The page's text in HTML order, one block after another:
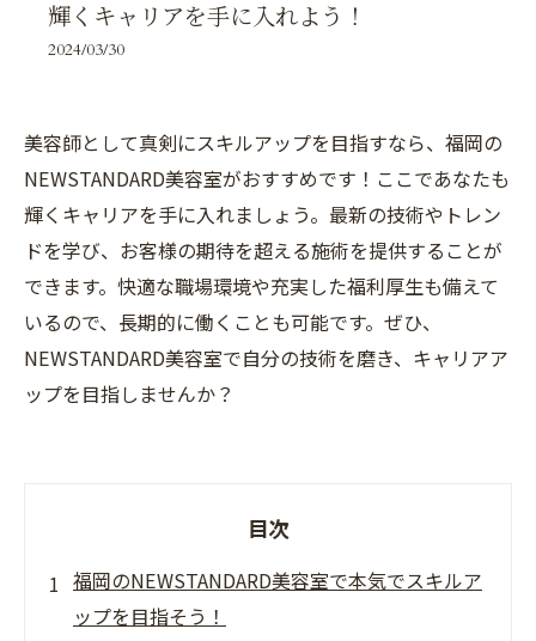
輝くキャリアを手に入れよう！
2024/03/30
美容師として真剣にスキルアップを目指すなら、福岡の
NEWSTANDARD美容室がおすすめです！ここであなたも
輝くキャリアを手に入れましょう。最新の技術やトレン
ドを学び、お客様の期待を超える施術を提供することが
できます。快適な職場環境や充実した福利厚生も備えて
いるので、長期的に働くことも可能です。ぜひ、
NEWSTANDARD美容室で自分の技術を磨き、キャリアア
ップを目指しませんか？
目次
福岡のNEWSTANDARD美容室で本気でスキルア
ップを目指そう！